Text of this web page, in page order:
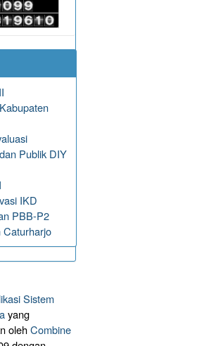
Publik DIY
IKD
PBB-P2
Caturharjo
Sistem
yang
olehCombine